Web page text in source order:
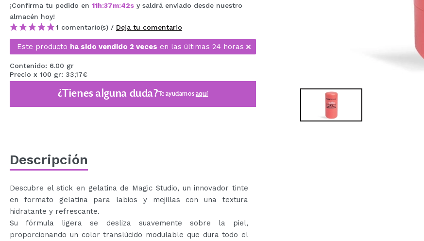
MAQUIFARMA
KOREA ZONE
TRAVEL SIZE
NATURE
PRÓXIMAMENTE
¡Confirma tu pedido en 11h:37m:42s y saldrá enviado desde nuestro
almacén hoy!
1 comentario(s) / Deja tu comentario
Este producto ha sido vendido 2 veces en las últimas 24 horas
Contenido: 6.00 gr
Precio x 100 gr: 33,17€
¿Tienes alguna duda?Te ayudamosaquí
Descripción
Descubre el stick en gelatina de Magic Studio, un innovador tinte
en formato gelatina para labios y mejillas con una textura
hidratante y refrescante.
Su fórmula ligera se desliza suavemente sobre la piel,
proporcionando un color translúcido modulable que dura todo el